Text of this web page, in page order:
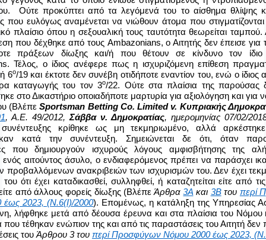
Ούτε προκύπτει από τα λεγόμενά του το αίσθημα θλίψης
που ευλόγως αναμένεται να νιώθουν άτομα που
πλαίσιο όπου η σεξουαλική τους ταυτότητα θεωρείται
που δέχθηκε από τους Ambazonians, ο Αιτητής δεν έπεισε
πράξεων δίωξης και/ή που θέτουν σε κίνδυνο τον
. Τέλος, ο ίδιος ανέφερε πως η ισχυριζόμενη επίθεση
6ο/19 και έκτοτε δεν συνέβη οτιδήποτε εναντίον του, ενώ ο
καταγωγής του τον 3ο/22. Ούτε στα πλαίσια της παρούσας
στο Δικαστήριο οποιαδήποτε μαρτυρία για αξιολόγηση και για
(ΒλέπεSportsman Betting Co. Limited v. Κυπριακής
, Α.Ε. 49/2012,Σάββα ν. Δημοκρατίας, ημερομηνίας 07/02/
κρίθηκε ως μη τεκμηριωμένο, αλλά
κατά την συνέντευξη. Σημειώνεται δε ότι, όταν
που δημιουργούν ισχυρούς λόγους αμφισβήτησης της
αιτούντος άσυλο, ο ενδιαφερόμενος πρέπει να παράσχει
προβαλλόμενων ανακριβειών των ισχυρισμών του. Δεν έχει
του ότι έχει καταδικασθεί, συλληφθεί, ή καταζητείται είτε από
από άλλους φορείς δίωξης (Βλέπε Άρθρα3Α και 3Βτου περί
έως 2023, (Ν.6(Ι)/2000). Επομένως, η κατάληξη της Υπηρεσίας
λήφθηκε μετά από δέουσα έρευνα και στα πλαίσια του Νόμου
που τέθηκαν ενώπιον της και από τις παραστάσεις του Αιτητή δεν
του Άρθρου 3 του περί Προσφύγων Νόμου 2000 έως 2023,